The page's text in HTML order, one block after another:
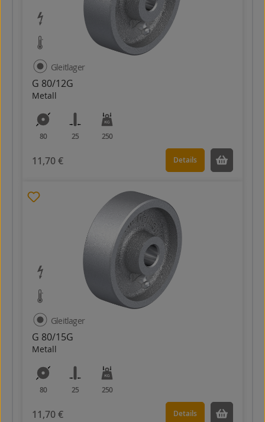
G 80/12G
Metall
Gleitlager
80 25 250
11,70 € Details
G 80/15G
Metall
Gleitlager
80 25 250
11,70 € Details